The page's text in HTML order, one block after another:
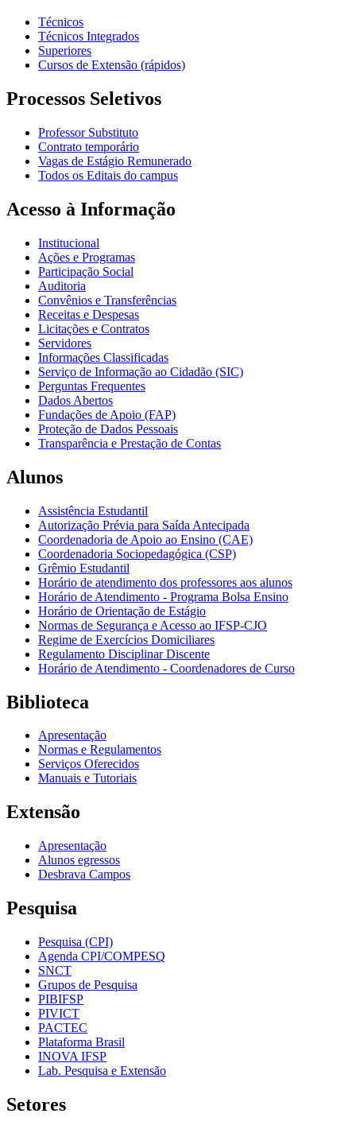
Técnicos
Técnicos Integrados
Superiores
Cursos de Extensão (rápidos)
Processos Seletivos
Professor Substituto
Contrato temporário
Vagas de Estágio Remunerado
Todos os Editais do campus
Acesso à Informação
Institucional
Ações e Programas
Participação Social
Auditoria
Convênios e Transferências
Receitas e Despesas
Licitações e Contratos
Servidores
Informações Classificadas
Serviço de Informação ao Cidadão (SIC)
Perguntas Frequentes
Dados Abertos
Fundações de Apoio (FAP)
Proteção de Dados Pessoais
Transparência e Prestação de Contas
Alunos
Assistência Estudantil
Autorização Prévia para Saída Antecipada
Coordenadoria de Apoio ao Ensino (CAE)
Coordenadoria Sociopedagógica (CSP)
Grêmio Estudantil
Horário de atendimento dos professores aos alunos
Horário de Atendimento - Programa Bolsa Ensino
Horário de Orientação de Estágio
Normas de Segurança e Acesso ao IFSP-CJO
Regime de Exercícios Domiciliares
Regulamento Disciplinar Discente
Horário de Atendimento - Coordenadores de Curso
Biblioteca
Apresentação
Normas e Regulamentos
Serviços Oferecidos
Manuais e Tutoriais
Extensão
Apresentação
Alunos egressos
Desbrava Campos
Pesquisa
Pesquisa (CPI)
Agenda CPI/COMPESQ
SNCT
Grupos de Pesquisa
PIBIFSP
PIVICT
PACTEC
Plataforma Brasil
INOVA IFSP
Lab. Pesquisa e Extensão
Setores